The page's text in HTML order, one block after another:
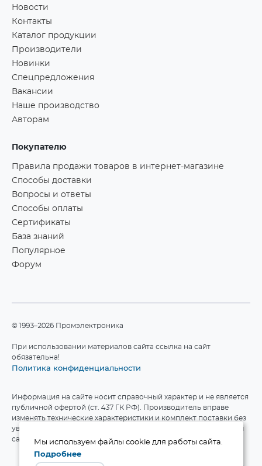
Новости
Контакты
Каталог продукции
Производители
Новинки
Спецпредложения
Вакансии
Наше производство
Авторам
Покупателю
Правила продажи товаров в интернет-магазине
Способы доставки
Вопросы и ответы
Способы оплаты
Сертификаты
База знаний
Популярное
Форум
©1993–2026 Промэлектроника
При использовании материалов сайта ссылка на сайт
обязательна!
Политика конфиденциальности
Информация на сайте носит справочный характер и не является
публичной офертой (ст. 437 ГК РФ). Производитель вправе
изменять технические характеристики и комплект поставки без
уведомления. Актуальные данные приведены на официальном
сайте производителя.
Мы используем файлы cookie для работы сайта.
Подробнее